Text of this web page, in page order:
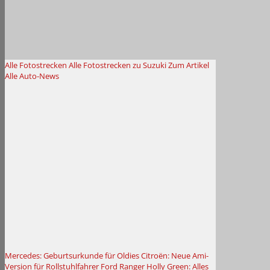
Alle Fotostrecken Alle Fotostrecken zu SuzukiZum Artikel
Alle Auto-News
Mercedes: Geburtsurkunde für OldiesCitroën: Neue Ami-
Version für Rollstuhlfahrer Ford Ranger Holly Green: Alles